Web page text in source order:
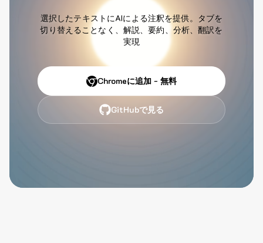
選択したテキストにAIによる注釈を提供。タブを
切り替えることなく、解説、要約、分析、翻訳を
実現
Chromeに追加 - 無料
GitHubで見る